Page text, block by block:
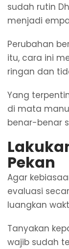
sudah rutin
menjadi
Perubahan
itu, cara ini
ringan dan
Yang
di mata
benar-benar
Pekan
Agar
evaluasi
luangkan
Tanyakan
wajib sudah